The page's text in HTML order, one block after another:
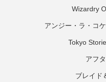
Wizardry
アンジー・ラ・コ
Tokyo
アフ
ブレイド